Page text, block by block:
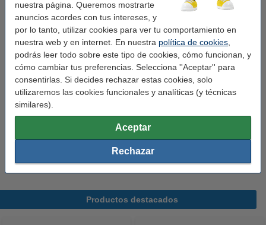
nuestra página. Queremos mostrarte
anuncios acordes con tus intereses, y
por lo tanto, utilizar cookies para ver tu comportamiento en
nuestra web y en internet. En nuestra política de cookies
podrás leer todo sobre este tipo de cookies, cómo funcionan, y
cómo cambiar tus preferencias. Selecciona ''Aceptar'' para
consentirlas. Si decides rechazar estas cookies, solo
utilizaremos las cookies funcionales y analíticas (y técnicas
similares).
Aceptar
Rechazar
Ver características y descripción
¡Ahorra casi un55%en costes de impresión!
En stock
¡Recíbelo en 24 horas!
Por página 0,017 €
102,50 € Comprar
Consejo: añade papel
Caja papel A4 | 80gr (5x500 hojas)
Productos destacados